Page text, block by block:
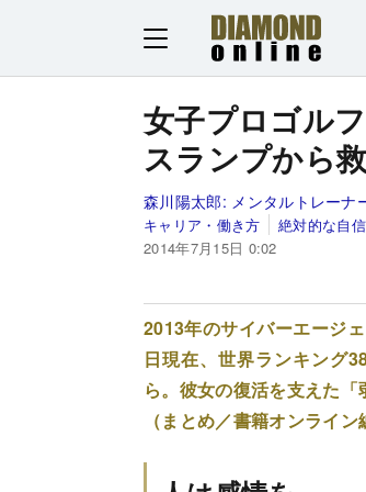
女子プロゴル
スランプから
森川陽太郎: メンタルトレーナ
キャリア・働き方
絶対的な自
2014年7月15日 0:02
2013年のサイバーエージ
日現在、世界ランキング
ら。彼女の復活を支えた
（まとめ／書籍オンライン